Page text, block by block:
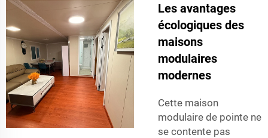
Les avantages
écologiques des
maisons
modulaires
modernes
Cette maison
modulaire de pointe ne
se contente pas